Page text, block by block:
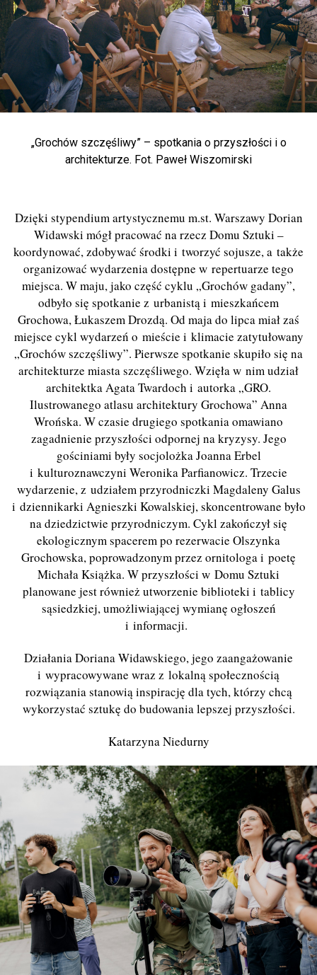
„Grochów szczęśliwy” – spotkania o przyszłości i o
architekturze. Fot. Paweł Wiszomirski
Dzięki stypendium artystycznemu m.st. Warszawy Dorian
Widawski mógł pracować na rzecz Domu Sztuki –
koordynować, zdobywać środki i tworzyć sojusze, a także
organizować wydarzenia dostępne w repertuarze tego
miejsca. W maju, jako część cyklu „Grochów gadany”,
odbyło się spotkanie z urbanistą i mieszkańcem
Grochowa, Łukaszem Drozdą. Od maja do lipca miał zaś
miejsce cykl wydarzeń o mieście i klimacie zatytułowany
„Grochów szczęśliwy”. Pierwsze spotkanie skupiło się na
architekturze miasta szczęśliwego. Wzięła w nim udział
architektka Agata Twardoch i autorka „GRO.
Ilustrowanego atlasu architektury Grochowa” Anna
Wrońska. W czasie drugiego spotkania omawiano
zagadnienie przyszłości odpornej na kryzysy. Jego
gościniami były socjolożka Joanna Erbel
i kulturoznawczyni Weronika Parfianowicz. Trzecie
wydarzenie, z udziałem przyrodniczki Magdaleny Galus
i dziennikarki Agnieszki Kowalskiej, skoncentrowane było
na dziedzictwie przyrodniczym. Cykl zakończył się
ekologicznym spacerem po rezerwacie Olszynka
Grochowska, poprowadzonym przez ornitologa i poetę
Michała Książka. W przyszłości w Domu Sztuki
planowane jest również utworzenie biblioteki i tablicy
sąsiedzkiej, umożliwiającej wymianę ogłoszeń
i informacji.
Działania Doriana Widawskiego, jego zaangażowanie
i wypracowywane wraz z lokalną społecznością
rozwiązania stanowią inspirację dla tych, którzy chcą
wykorzystać sztukę do budowania lepszej przyszłości.
Katarzyna Niedurny